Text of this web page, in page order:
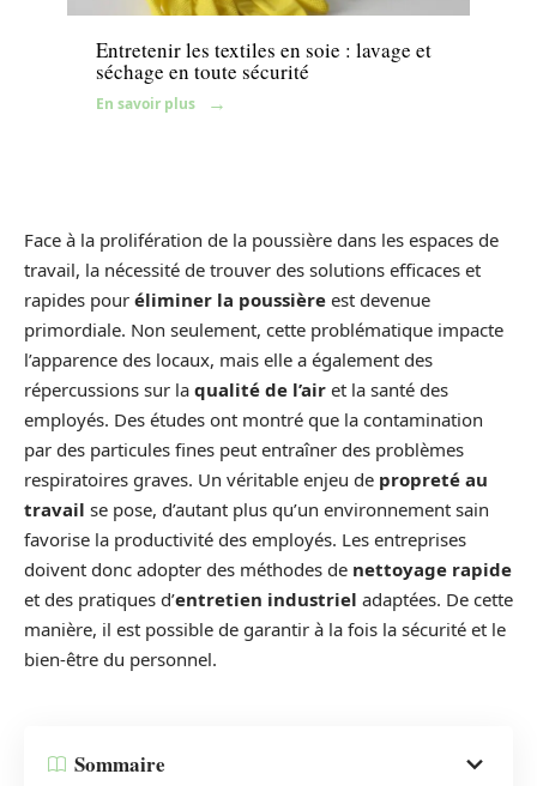
Entretenir les textiles en soie : lavage et
séchage en toute sécurité
En savoir plus
Face à la prolifération de la poussière dans les espaces de
travail, la nécessité de trouver des solutions efficaces et
rapides pour éliminer la poussière est devenue
primordiale. Non seulement, cette problématique impacte
l’apparence des locaux, mais elle a également des
répercussions sur la qualité de l’air et la santé des
employés. Des études ont montré que la contamination
par des particules fines peut entraîner des problèmes
respiratoires graves. Un véritable enjeu de propreté au
travail se pose, d’autant plus qu’un environnement sain
favorise la productivité des employés. Les entreprises
doivent donc adopter des méthodes de nettoyage rapide
et des pratiques d’entretien industriel adaptées. De cette
manière, il est possible de garantir à la fois la sécurité et le
bien-être du personnel.
Sommaire